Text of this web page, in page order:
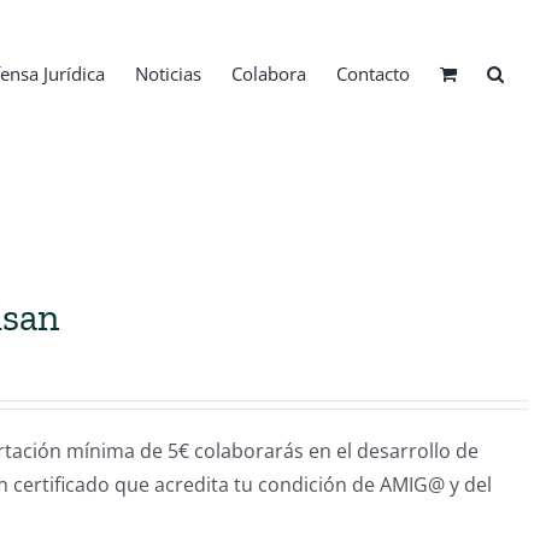
Jurídica Noticias Colabora Contacto
mínima de 5€ colaborarás en el desarrollo de
que acredita tu condición de AMIG@ y del